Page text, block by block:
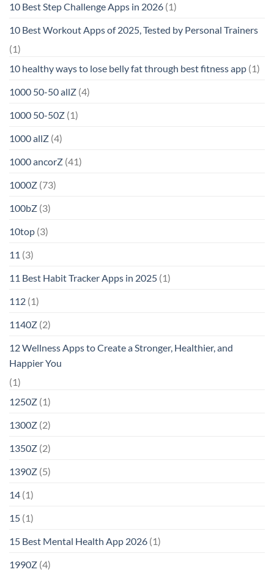
10 Best Step Challenge Apps in 2026 (1)
10 Best Workout Apps of 2025, Tested by Personal Trainers
(1)
10 healthy ways to lose belly fat through best fitness app (1)
1000 50-50 allZ (4)
1000 50-50Z (1)
1000 allZ (4)
1000 ancorZ (41)
1000Z (73)
100bZ (3)
10top (3)
11 (3)
11 Best Habit Tracker Apps in 2025 (1)
112 (1)
1140Z (2)
12 Wellness Apps to Create a Stronger, Healthier, and
Happier You
(1)
1250Z (1)
1300Z (2)
1350Z (2)
1390Z (5)
14 (1)
15 (1)
15 Best Mental Health App 2026 (1)
1990Z (4)